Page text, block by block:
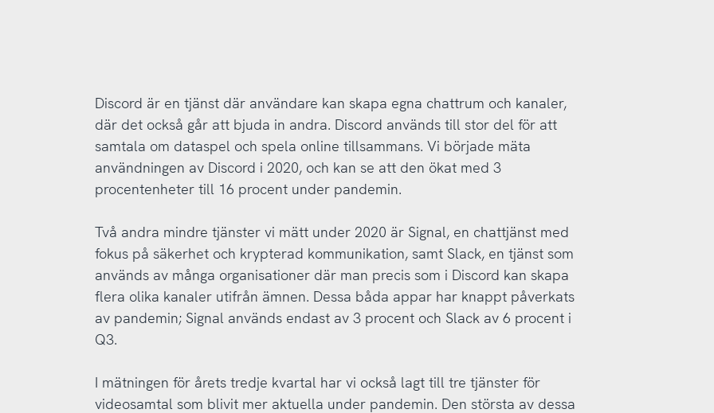
Discord är en tjänst där användare kan skapa egna chattrum och kanaler,
där det också går att bjuda in andra. Discord används till stor del för att
samtala om dataspel och spela online tillsammans. Vi började mäta
användningen av Discord i 2020, och kan se att den ökat med 3
procentenheter till 16 procent under pandemin.
Två andra mindre tjänster vi mätt under 2020 är Signal, en chattjänst med
fokus på säkerhet och krypterad kommunikation, samt Slack, en tjänst som
används av många organisationer där man precis som i Discord kan skapa
flera olika kanaler utifrån ämnen. Dessa båda appar har knappt påverkats
av pandemin; Signal används endast av 3 procent och Slack av 6 procent i
Q3.
I mätningen för årets tredje kvartal har vi också lagt till tre tjänster för
videosamtal som blivit mer aktuella under pandemin. Den största av dessa